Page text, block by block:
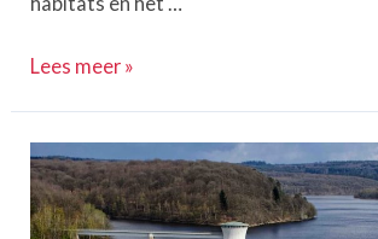
Wolven
–
Geschiedenis
en
Lees meer »